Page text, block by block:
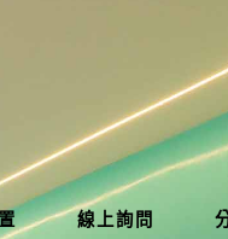
線上詢問